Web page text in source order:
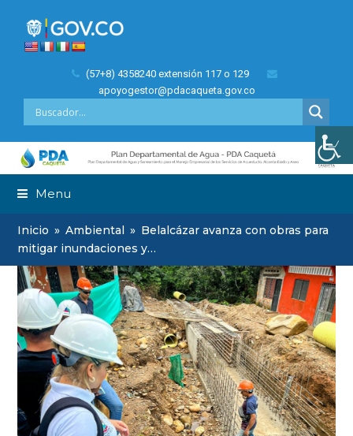
(57+8) 4358240 extensión 117 o 129
apoyogestor@pdacaqueta.gov.co
Menu
Inicio » Ambiental » Belalcázar avanza con obras para
mitigar inundaciones y…